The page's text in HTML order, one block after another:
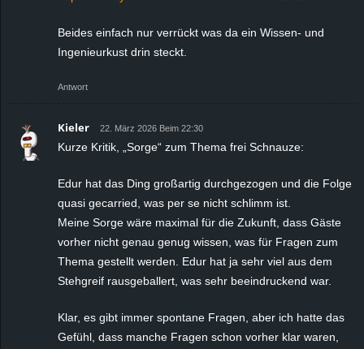
Beides einfach nur verrückt was da ein Wissen- und
Ingenieurkust drin steckt.
Antwort
Kieler 22. März 2026 Beim 22:30
Kurze Kritik, „Sorge“ zum Thema frei Schnauze:
Edur hat das Ding großartig durchgezogen und die Folge
quasi gecarried, was per se nicht schlimm ist.
Meine Sorge wäre maximal für die Zukunft, dass Gäste
vorher nicht genau genug wissen, was für Fragen zum
Thema gestellt werden. Edur hat ja sehr viel aus dem
Stehgreif rausgeballert, was sehr beeindruckend war.
Klar, es gibt immer spontane Fragen, aber ich hatte das
Gefühl, dass manche Fragen schon vorher klar waren,